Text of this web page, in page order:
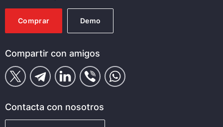
Comprar Demo
Compartir con amigos
Contacta con nosotros